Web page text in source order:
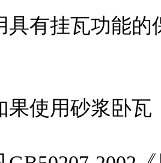
具有挂瓦功能
果使用砂浆卧